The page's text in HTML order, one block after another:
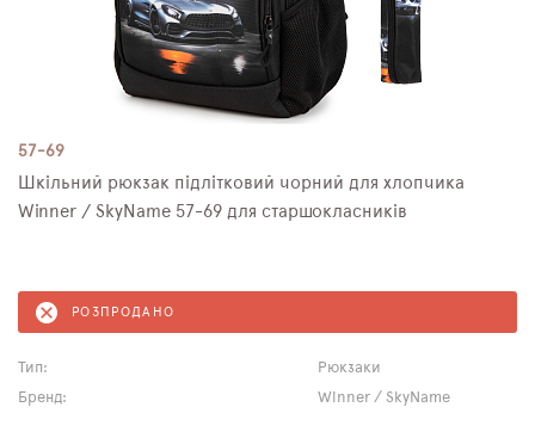
57-69
Шкільний рюкзак підлітковий чорний для хлопчика
Winner / SkyName 57-69 для старшокласників
РОЗПРОДАНО
Тип:
Рюкзаки
Бренд:
Winner / SkyName